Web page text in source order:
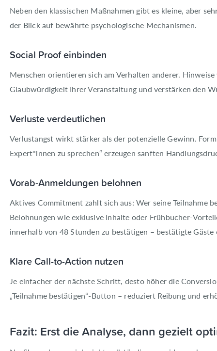
Neben den klassischen Maßnahmen gibt es kleine, aber
der Blick auf bewährte psychologische Mechanismen.
Social Proof einbinden
Menschen orientieren sich am Verhalten anderer.
Glaubwürdigkeit Ihrer Veranstaltung und verstärken den
Verluste verdeutlichen
Verlustangst wirkt stärker als der potenzielle Gewinn.
Expert*innen zu sprechen“ erzeugen sanften
Vorab-Anmeldungen belohnen
Aktives Commitment zahlt sich aus: Wer seine
Belohnungen wie exklusive Inhalte oder Frühbucher-
innerhalb von 48 Stunden zu bestätigen – bestätigte
Klare Call-to-Action nutzen
Je einfacher der nächste Schritt, desto höher die
„Teilnahme bestätigen“-Button – reduziert Reibung und
Fazit: Erst die Analyse, dann gezielt